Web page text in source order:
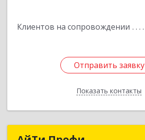
Клиентов на сопровождении
Отправить заявку
Показать контакты
Отправить заявку
Назад